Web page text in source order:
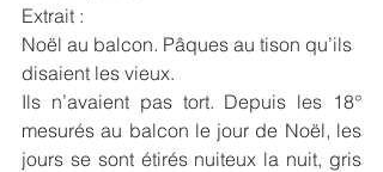
Extrait :
Noël au balcon. Pâques au tison qu’ils
disaient les vieux.
Ils n’avaient pas tort. Depuis les 18°
mesurés au balcon le jour de Noël, les
jours se sont étirés nuiteux la nuit, gris